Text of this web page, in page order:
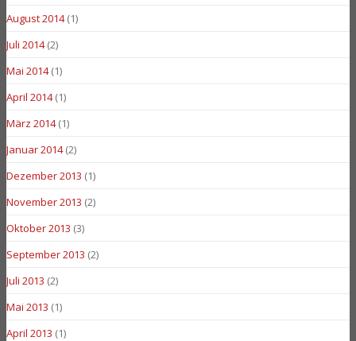
August 2014(1)
Juli 2014(2)
Mai 2014(1)
April 2014(1)
März 2014(1)
Januar 2014(2)
Dezember 2013 (1)
November 2013 (2)
Oktober 2013 (3)
September 2013 (2)
Juli 2013 (2)
Mai 2013 (1)
April 2013 (1)